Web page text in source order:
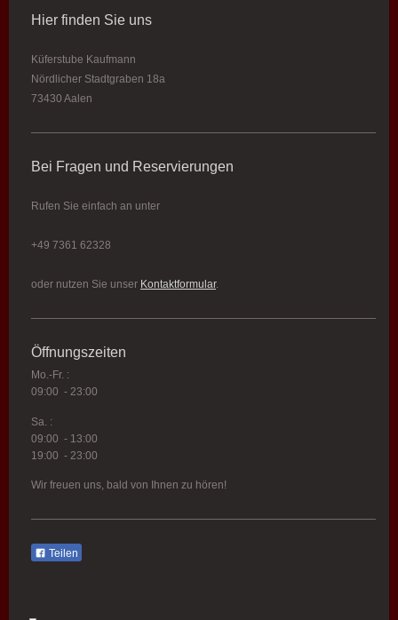
Hier finden Sie uns
Küferstube Kaufmann
Nördlicher Stadtgraben 18a
73430 Aalen
Bei Fragen und Reservierungen
Rufen Sie einfach an unter
+49 7361 62328
oder nutzen Sie unser Kontaktformular.
Öffnungszeiten
Mo.-Fr. :
09:00 - 23:00
Sa. :
09:00 - 13:00
19:00 - 23:00
Wir freuen uns, bald von Ihnen zu hören!
Teilen